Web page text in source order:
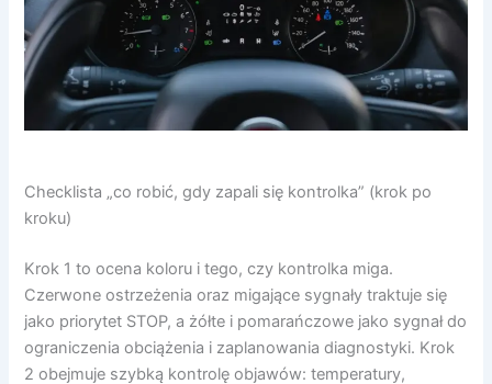
Checklista „co robić, gdy zapali się kontrolka” (krok po
kroku)
Krok 1 to ocena koloru i tego, czy kontrolka miga.
Czerwone ostrzeżenia oraz migające sygnały traktuje się
jako priorytet STOP, a żółte i pomarańczowe jako sygnał do
ograniczenia obciążenia i zaplanowania diagnostyki. Krok
2 obejmuje szybką kontrolę objawów: temperatury,